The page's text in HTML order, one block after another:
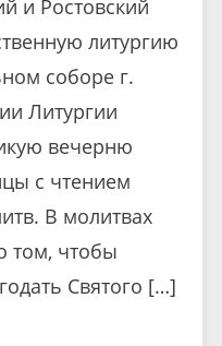
и Ростовский
литургию
соборе г.
Литургии
вечерню
с чтением
В молитвах
том, чтобы
Святого […]